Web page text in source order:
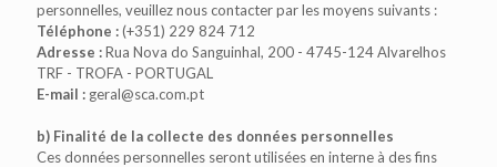
personnelles, veuillez nous contacter par les moyens suivants :
Téléphone :(+351) 229 824 712
Adresse :Rua Nova do Sanguinhal, 200 - 4745-124 Alvarelhos
TRF - TROFA - PORTUGAL
E-mail : geral@sca.com.pt
b) Finalité de la collecte des données personnelles
Ces données personnelles seront utilisées en interne à des fins